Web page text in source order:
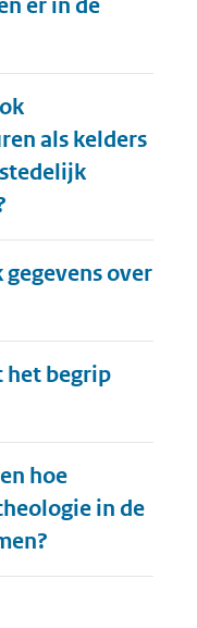
er in de
als kelders
gegevens over
het begrip
hoe
in de